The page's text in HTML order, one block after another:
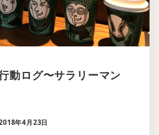
動ログ〜サラリーマン
年4月23日